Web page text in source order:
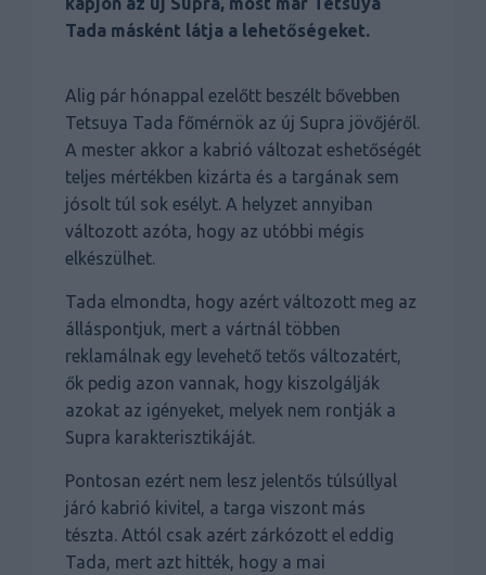
Tada másként látja a lehetőségeket.
Alig pár hónappal ezelőtt beszélt bővebben
Tetsuya Tada főmérnök az új Supra jövőjéről.
A mester akkor a kabrió változat eshetőségét
teljes mértékben kizárta és a targának sem
jósolt túl sok esélyt. A helyzet annyiban
változott azóta, hogy az utóbbi mégis
elkészülhet.
Tada elmondta, hogy azért változott meg az
álláspontjuk, mert a vártnál többen
reklamálnak egy levehető tetős változatért,
ők pedig azon vannak, hogy kiszolgálják
azokat az igényeket, melyek nem rontják a
Supra karakterisztikáját.
Pontosan ezért nem lesz jelentős túlsúllyal
járó kabrió kivitel, a targa viszont más
tészta. Attól csak azért zárkózott el eddig
Tada, mert azt hitték, hogy a mai